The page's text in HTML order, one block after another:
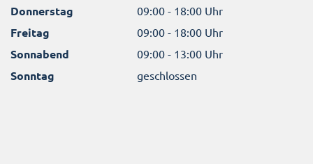
Donnerstag 09:00 - 18:00 Uhr
Freitag 09:00 - 18:00 Uhr
Sonnabend 09:00 - 13:00 Uhr
Sonntag geschlossen